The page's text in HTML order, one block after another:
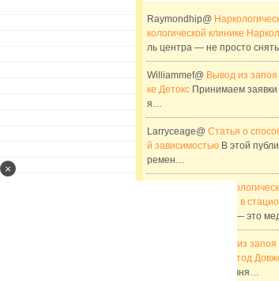
×
Raymondhip@
кологической клинике
ль центра — не просто
Williammef@ Вывод из запоя
ке Детокс Принимаем заявки
я…
Larryceage@ Статья о
й зависимостью В этой
ремен…
нко. Вывод из запоя в
апоя в стационаре — это
Вывод из
ической клинике Метод
руглосуточно， уточня…